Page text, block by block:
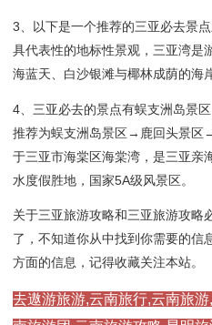
3、以下是一个推荐的三亚必去景
具代表性的地标性景观，三亚湾是
海蓝天、白沙银滩与椰林成荫的海
4、三亚必去的景点有蜈支洲岛景
推荐为蜈支洲岛景区→鹿回头景区
于三亚市海棠区海棠湾，是三亚亲
水度假胜地，国家5A级风景区。
关于三亚旅游攻略和三亚旅游攻略
了，不知道你从中找到你需要的信
方面的信息，记得收藏关注本站。
去遨游旅游,云南旅行,云南旅